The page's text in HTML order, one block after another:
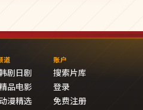
道
剧日剧
品电影
漫精选
账户
搜索片库
登录
免费注册